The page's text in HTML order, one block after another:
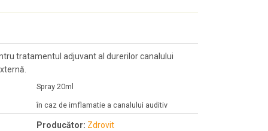
tratamentul adjuvant al durerilor canalului
Spray 20ml
în caz de imflamatie a canalului auditiv
Producător: Zdrovit